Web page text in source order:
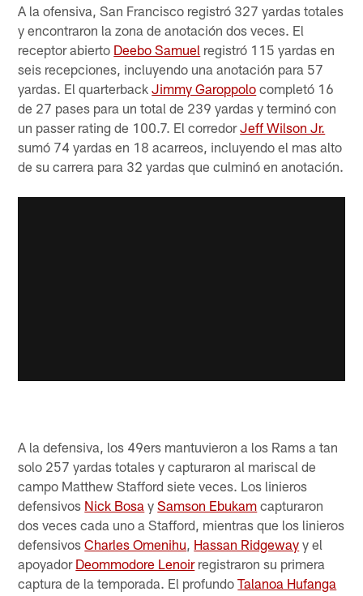
A la ofensiva, San Francisco registró 327 yardas totales
y encontraron la zona de anotación dos veces. El
receptor abierto Deebo Samuel registró 115 yardas en
seis recepciones, incluyendo una anotación para 57
yardas. El quarterbackJimmy Garoppolo completó 16
de 27 pases para un total de 239 yardas y terminó con
un passer rating de 100.7. El corredorJeff Wilson Jr.
sumó 74 yardas en 18 acarreos, incluyendo el mas alto
de su carrera para 32 yardas que culminó en anotación.
A la defensiva, los 49ers mantuvieron a los Rams a tan
solo 257 yardas totales y capturaron al mariscal de
campo Matthew Stafford siete veces. Los linieros
defensivos Nick Bosa ySamson Ebukam capturaron
dos veces cada uno a Stafford, mientras que los linieros
defensivosCharles Omenihu Hassan Ridgeway y el
apoyador Deommodore Lenoirregistraron su primera
captura de la temporada. El profundoTalanoa Hufanga